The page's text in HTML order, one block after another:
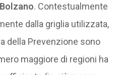
. Contestualmente
dalla griglia utilizzata,
della Prevenzione sono
maggiore di regioni ha